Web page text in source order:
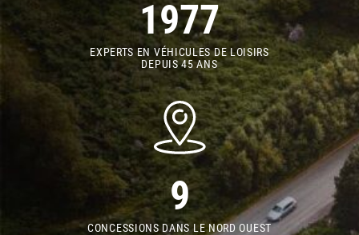
1977
EXPERTS EN VÉHICULES DE LOISIRS
DEPUIS 45 ANS
9
CONCESSIONS DANS LE NORD OUEST